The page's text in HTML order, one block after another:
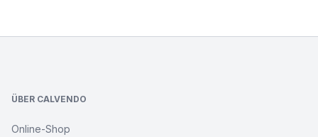
ÜBER CALVENDO
Online-Shop